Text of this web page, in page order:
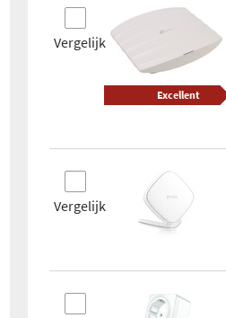
Vergelijk
Excellent
Vergelijk